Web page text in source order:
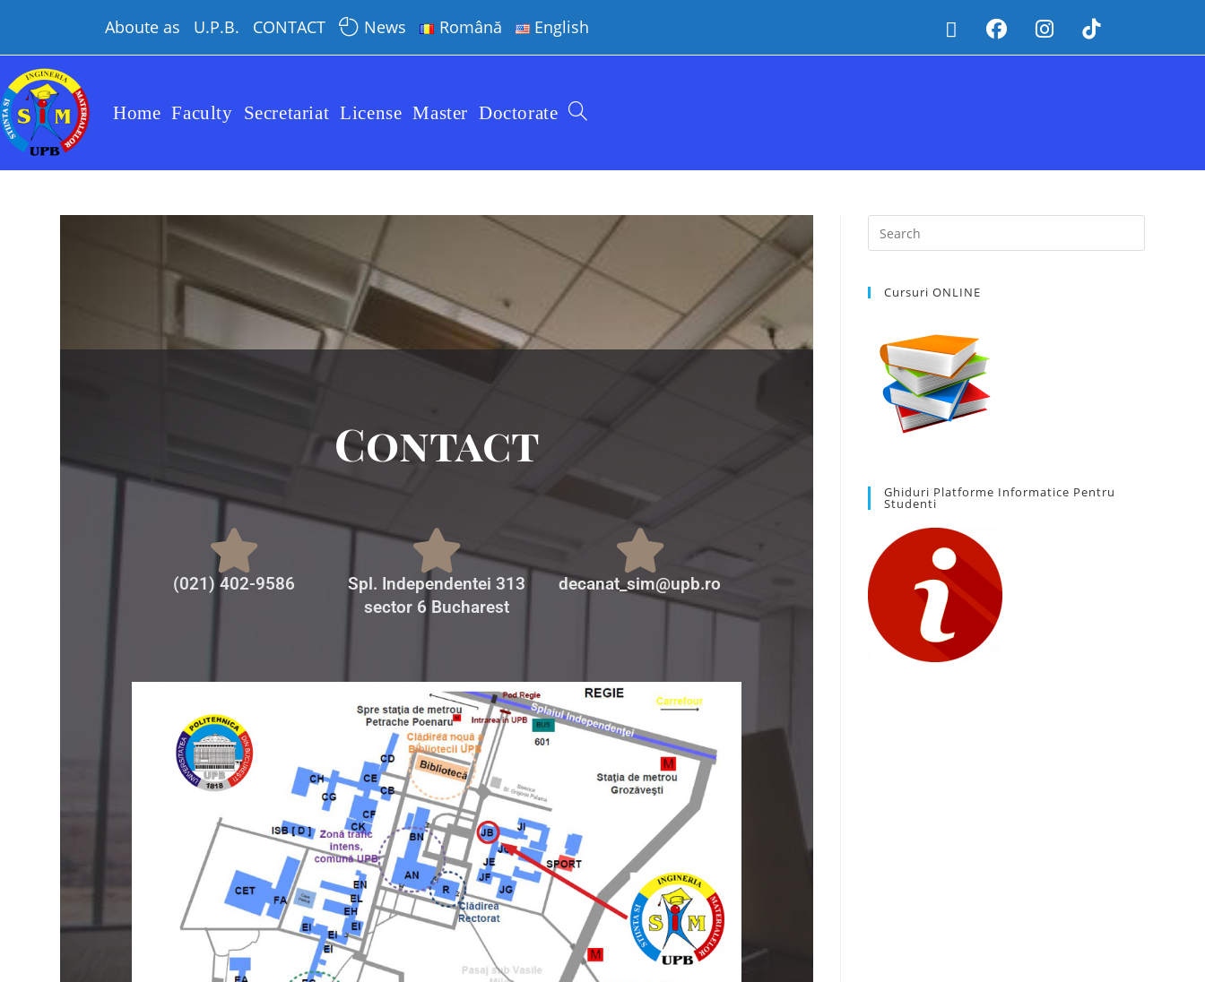
Aboute as U.P.B. CONTACT News Română English
Home Faculty Secretariat License Master Doctorate
Contact
(021) 402-9586
Spl. Independentei 313
sector 6 Bucharest
decanat_sim@upb.ro
Cursuri ONLINE
Ghiduri Platforme Informatice Pentru
Studenti